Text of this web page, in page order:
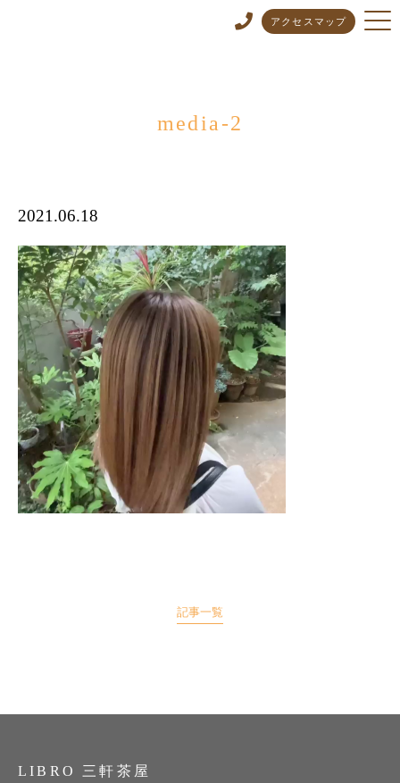
アクセスマップ
media-2
2021.06.18
記事一覧
LIBRO 三軒茶屋